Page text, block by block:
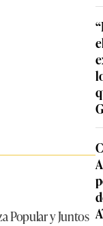
Popular y Juntos